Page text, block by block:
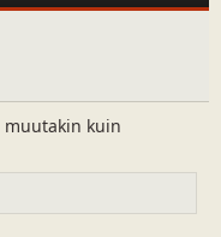
muutakin kuin